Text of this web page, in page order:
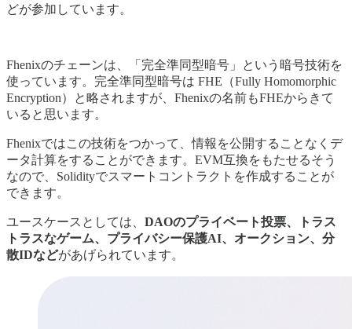
どが参加しています。
Fhenixのチェーンは、「完全準同型暗号」という暗号技術を
使っています。完全準同型暗号は FHE（Fully Homomorphic
Encryption）と略されますが、Fhenixの名前もFHEからきて
いると思います。
Fhenixではこの技術をつかって、情報を公開することなくデ
ータ計算をすることができます。EVM互換をもたせるそう
なので、Solidityでスマートコントラクトを作成することが
できます。
ユースケースとしては、 DAOのプライベート投票、トラス
トラスなゲーム、プライバシー保護AI、オークション、分
散IDなどがあげられています。